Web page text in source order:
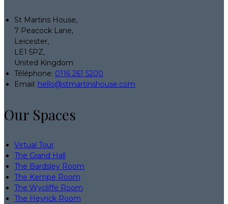
St Martins House,
7 Peacock Lane,
Leicester,
LE1 5PZ,
United Kingdom
Téléphone: 0116 261 5200
Email: hello@stmartinshouse.com
Our Spaces
Virtual Tour
The Grand Hall
The Bardsley Room
The Kempe Room
The Wycliffe Room
The Heyrick Room